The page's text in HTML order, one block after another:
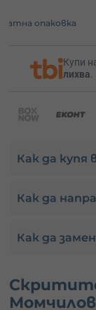
Купи
лихва.
Как да купя
Как да
Как да